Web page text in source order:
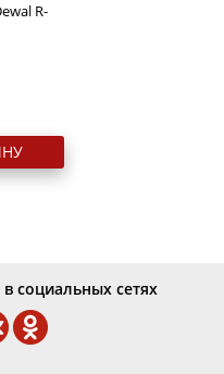
R-
социальных сетях